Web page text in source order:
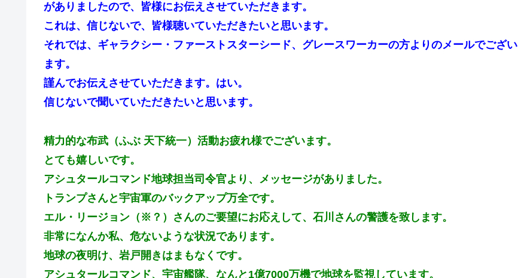
がありましたので、皆様にお伝えさせていただきます。
これは、信じないで、皆様聴いていただきたいと思います。
それでは、 ギャラクシー・ファーストスターシード、グレースワーカーの方よりのメールでござい
ます。
謹んでお伝えさせていただきます。はい。
信じないで聞いていただきたいと思います。
精力的な布武（ふぶ 天下統一）活動お疲れ様でございます。
とても嬉しいです。
アシュタールコマンド地球担当司令官より、メッセージがありました。
トランプさんと宇宙軍のバックアップ万全です。
エル・リージョン（※？）さんのご要望にお応えして、石川さんの警護を致します。
非常になんか私、危ないような状況であります。
地球の夜明け、岩戸開きはまもなくです。
アシュタールコマンド、宇宙艦隊、なんと1億7000万機で地球を監視しています。